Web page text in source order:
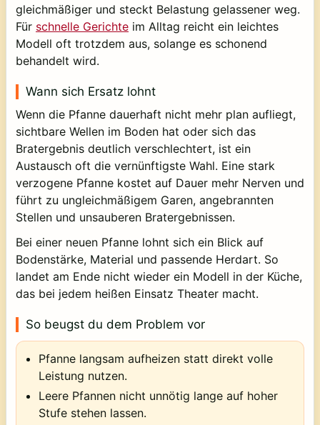
gleichmäßiger und steckt Belastung gelassener weg.
Für schnelle Gerichte im Alltag reicht ein leichtes
Modell oft trotzdem aus, solange es schonend
behandelt wird.
Wann sich Ersatz lohnt
Wenn die Pfanne dauerhaft nicht mehr plan aufliegt,
sichtbare Wellen im Boden hat oder sich das
Bratergebnis deutlich verschlechtert, ist ein
Austausch oft die vernünftigste Wahl. Eine stark
verzogene Pfanne kostet auf Dauer mehr Nerven und
führt zu ungleichmäßigem Garen, angebrannten
Stellen und unsauberen Bratergebnissen.
Bei einer neuen Pfanne lohnt sich ein Blick auf
Bodenstärke, Material und passende Herdart. So
landet am Ende nicht wieder ein Modell in der Küche,
das bei jedem heißen Einsatz Theater macht.
So beugst du dem Problem vor
Pfanne langsam aufheizen statt direkt volle
Leistung nutzen.
Leere Pfannen nicht unnötig lange auf hoher
Stufe stehen lassen.